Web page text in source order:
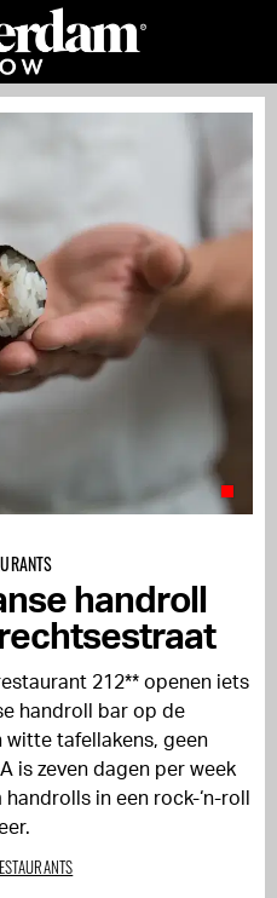
handroll
212** openen iets
handroll bar op de
witte tafellakens, geen
is zeven dagen per week
in een rock-‘n-roll